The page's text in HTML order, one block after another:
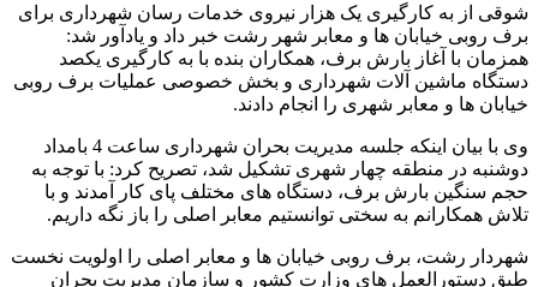
شوقی از به کارگیری یک هزار نیروی خدمات رسان شهرداری برای
برف روبی خیابان ها و معابر شهر رشت خبر داد و یادآور شد:
همزمان با آغاز بارش برف، همکاران بنده با به کارگیری یکصد
دستگاه ماشین آلات شهرداری و بخش خصوصی عملیات برف روبی
خیابان ها و معابر شهری را انجام دادند.
وی با بیان اینکه جلسه مدیریت بحران شهرداری ساعت 4 بامداد
دوشنبه در منطقه چهار شهری تشکیل شد، تصریح کرد: با توجه به
حجم سنگین بارش برف، دستگاه های مختلف پای کار آمدند و با
تلاش همکارانم به سختی توانستیم معابر اصلی را باز نگه داریم.
شهردار رشت، برف روبی خیابان ها و معابر اصلی را اولویت نخست
طبق دستورالعمل های وزارت کشور و سازمان مدیریت بحران